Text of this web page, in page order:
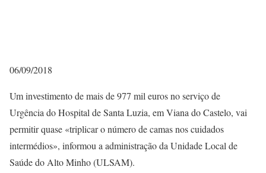
06/09/2018
Um investimento de mais de 977 mil euros no serviço de
Urgência do Hospital de Santa Luzia, em Viana do Castelo, vai
permitir quase «triplicar o número de camas nos cuidados
intermédios», informou a administração da Unidade Local de
Saúde do Alto Minho (ULSAM).